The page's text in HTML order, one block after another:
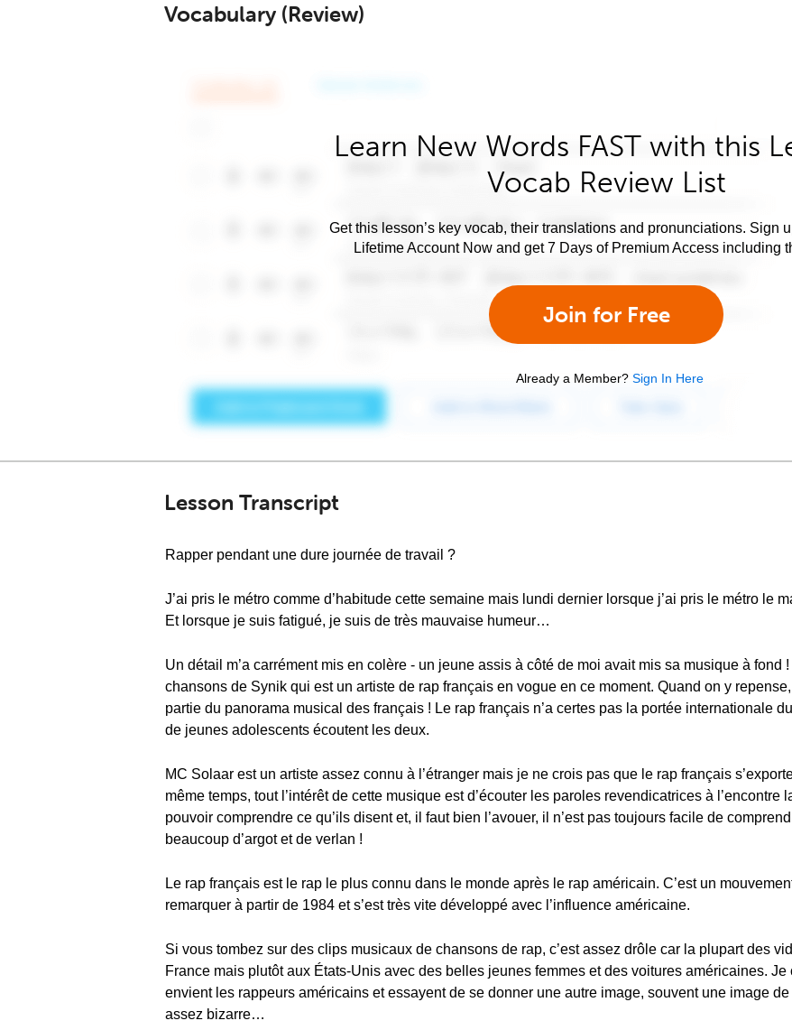
Vocabulary (Review)
Learn New Words FAST with this
Vocab Review List
Get this lesson’s key vocab, their translations and pronunciations. Sign
Lifetime Account Now and get 7 Days of Premium Access including
Join for Free
Already a Member? Sign In Here
Lesson Transcript
Rapper pendant une dure journée de travail ?
J’ai pris le métro comme d’habitude cette semaine mais lundi dernier lorsque j’ai pris le métro le
Et lorsque je suis fatigué, je suis de très mauvaise humeur…
Un détail m’a carrément mis en colère - un jeune assis à côté de moi avait mis sa musique à fond
chansons de Synik qui est un artiste de rap français en vogue en ce moment. Quand on y
partie du panorama musical des français ! Le rap français n’a certes pas la portée internationale
de jeunes adolescents écoutent les deux.
MC Solaar est un artiste assez connu à l’étranger mais je ne crois pas que le rap français
même temps, tout l’intérêt de cette musique est d’écouter les paroles revendicatrices à l’encontre
pouvoir comprendre ce qu’ils disent et, il faut bien l’avouer, il n’est pas toujours facile de
beaucoup d’argot et de verlan !
Le rap français est le rap le plus connu dans le monde après le rap américain. C’est un
remarquer à partir de 1984 et s’est très vite développé avec l’influence américaine.
Si vous tombez sur des clips musicaux de chansons de rap, c’est assez drôle car la plupart des
France mais plutôt aux États-Unis avec des belles jeunes femmes et des voitures américaines.
envient les rappeurs américains et essayent de se donner une autre image, souvent une image
assez bizarre…